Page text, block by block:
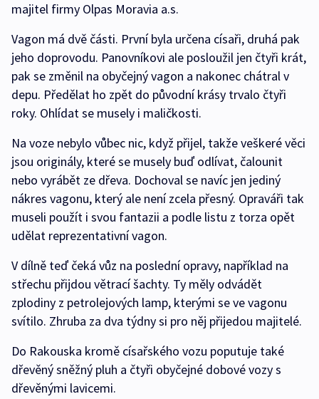
majitel firmy Olpas Moravia a.s.
Vagon má dvě části. První byla určena císaři, druhá pak
jeho doprovodu. Panovníkovi ale posloužil jen čtyři krát,
pak se změnil na obyčejný vagon a nakonec chátral v
depu. Předělat ho zpět do původní krásy trvalo čtyři
roky. Ohlídat se musely i maličkosti.
Na voze nebylo vůbec nic, když přijel, takže veškeré věci
jsou originály, které se musely buď odlívat, čalounit
nebo vyrábět ze dřeva. Dochoval se navíc jen jediný
nákres vagonu, který ale není zcela přesný. Opraváři tak
museli použít i svou fantazii a podle listu z torza opět
udělat reprezentativní vagon.
V dílně teď čeká vůz na poslední opravy, například na
střechu přijdou větrací šachty. Ty měly odvádět
zplodiny z petrolejových lamp, kterými se ve vagonu
svítilo. Zhruba za dva týdny si pro něj přijedou majitelé.
Do Rakouska kromě císařského vozu poputuje také
dřevěný sněžný pluh a čtyři obyčejné dobové vozy s
dřevěnými lavicemi.